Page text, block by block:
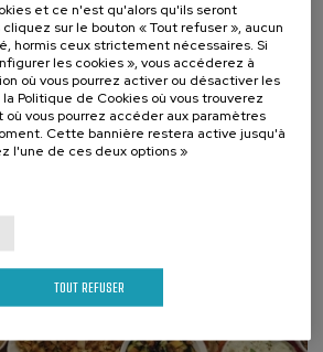
proiektuak lehen
.
Gratuit
Dernières
places
Gratuit
passée
d'attente
Période
d'inscription
et ce n'est qu'alors qu'ils seront
sur le bouton « Tout refuser », aucun
hormis ceux strictement nécessaires. Si
les cookies », vous accéderez à
où vous pourrez activer ou désactiver les
Politique de Cookies où vous trouverez
vous pourrez accéder aux paramètres
Cette bannière restera active jusqu'à
l'une de ces deux options »
TOUT REFUSER